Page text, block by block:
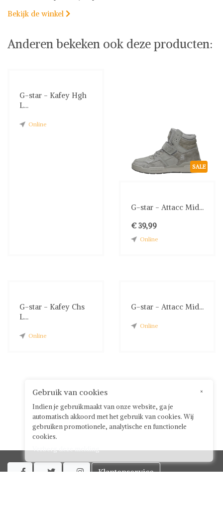
Bekijk de winkel 
Anderen bekeken ook deze producten:
G-star - Kafey Hgh
L...
Online
SALE
G-star - Attacc Mid...
€ 39,99
Online
G-star - Kafey Chs
L...
Online
G-star - Attacc Mid...
Online
   Klantenservice
×
Gebruik van cookies
Indien je gebruikmaakt van onze website, ga je
automatisch akkoord met het gebruik van cookies. Wij
gebruiken promotionele, analytische en functionele
cookies.
Verberg deze melding